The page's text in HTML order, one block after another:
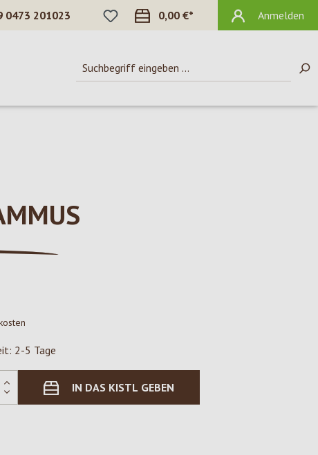
0473 201023
DU HAST 0 PRODUKTE AUF DEM
0,00 €* Anmelden
2-5 Tage
IN DAS KISTL GEBEN